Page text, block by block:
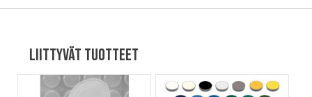
Liittyvät tuotteet